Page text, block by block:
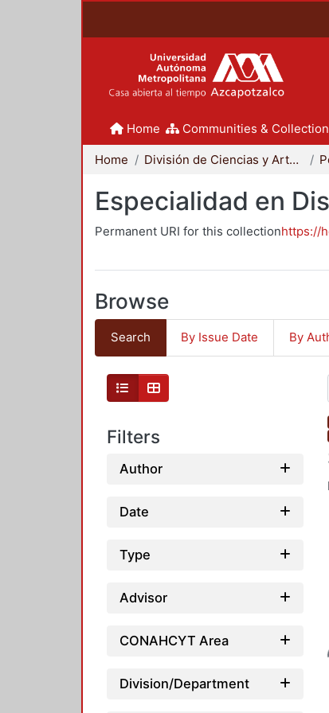
Home Communities &
Home División de Ciencias y Artes para el Diseño
Especialidad en
Permanent URI for this collectionhttps://
Browse
Search By Issue Date By
Filters
Author
Date
Type
Advisor
CONAHCYT Area
Division/Department